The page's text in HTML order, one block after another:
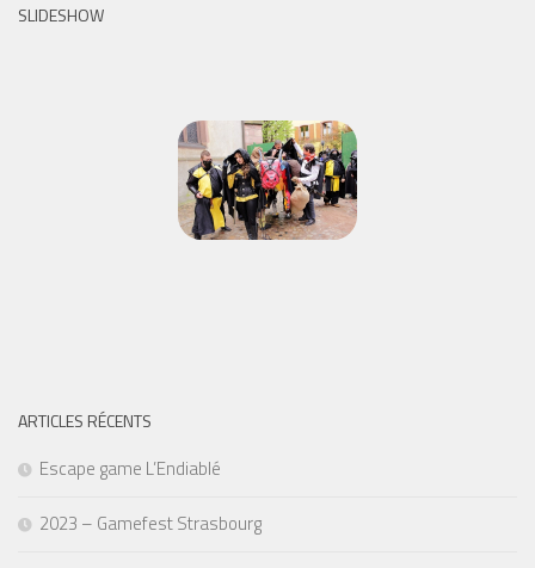
SLIDESHOW
ARTICLES RÉCENTS
Escape game L’Endiablé
2023 – Gamefest Strasbourg